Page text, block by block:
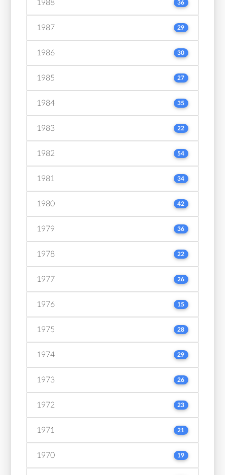
1988 36
1987 29
1986 30
1985 27
1984 35
1983 22
1982 54
1981 34
1980 42
1979 36
1978 22
1977 26
1976 15
1975 28
1974 29
1973 26
1972 23
1971 21
1970 19